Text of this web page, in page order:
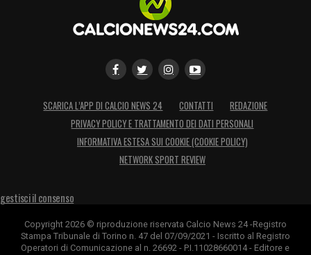
SCARICA L’APP DI CALCIO NEWS 24 CONTATTI
REDAZIONE
PRIVACY POLICY E TRATTAMENTO DEI DATI PERSONALI
INFORMATIVA ESTESA SUI COOKIE (COOKIE POLICY)
NETWORK SPORT REVIEW
gestisci il consenso
Copyright 2026 © riproduzione riservata Calcio News 24 -Registro
Stampa Tribunale di Torino n. 47 del 07/09/2021 - Iscritto al Registro
Operatori di Comunicazione al n. 26692 - P.I.11028660014 - Editore e